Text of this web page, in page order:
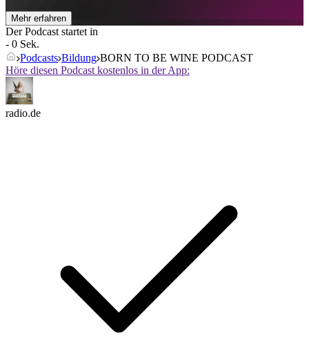
Mehr erfahren
Der Podcast startet in
- 0 Sek.
Podcasts Bildung BORN TO BE WINE PODCAST
Höre diesen Podcast kostenlos in der App:
radio.de